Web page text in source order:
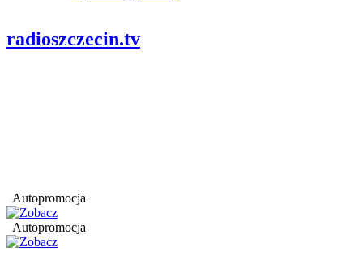
radioszczecin.tv
Autopromocja
Autopromocja